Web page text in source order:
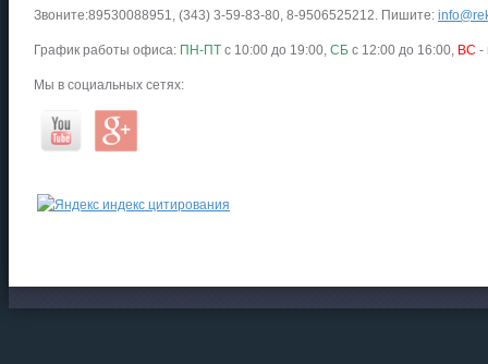
Звоните:89530088951, (343) 3-59-83-80, 8-9506525212. Пишите:
График работы офиса: ПН-ПТ с 10:00 до 19:00, СБ с 12:00 до 16:00, ВС -
Мы в социальных сетях: